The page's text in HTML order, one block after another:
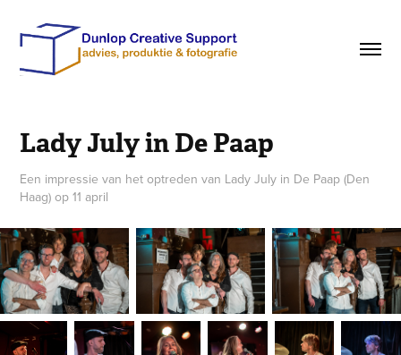
Lady July in De Paap
Een impressie van het optreden van Lady July in De Paap (Den
Haag) op 11 april